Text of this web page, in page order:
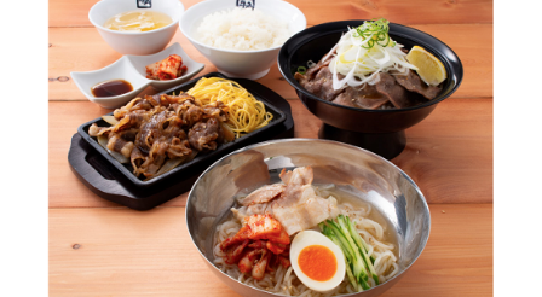
ららぽーと沼津
住所 ：
〒410-8541 静岡県沼津市東椎路字東荒301番地3
【飲食店 営業時間】
ショッピング 10:00〜21:00
サービス 10:00〜21:00
フードコート 10:00〜21:00
レストラン 11:00〜22:00
静岡県沼津市東椎路字東荒301番地3
https://mitsui-shopping-park.com/gourmet/lalaport/numazu/g%e
7%89%9b%e8%a7%92%e7%84%bc%e8%82%89%e9%a3%9
f%e5%a0%82/
メールで送る Facebookでシェア LINEで送る